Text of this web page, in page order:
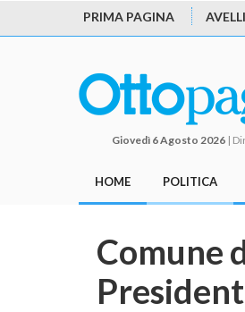
PRIMA PAGINA
Giovedì 6 Agosto 2026|
HOME POLITICA
Comune